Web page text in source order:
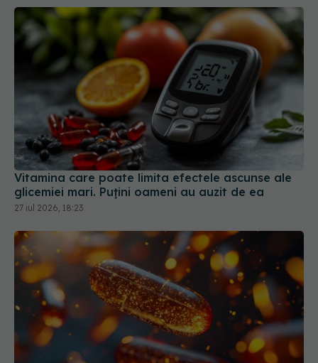
Vitamina care poate limita efectele ascunse ale
glicemiei mari. Puțini oameni au auzit de ea
27 iul 2026, 18:23